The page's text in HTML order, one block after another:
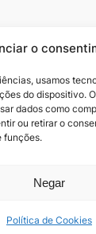
o
usamos
do dispositivo.
dados como
ou retirar o
funções.
Negar
Política de Cookies